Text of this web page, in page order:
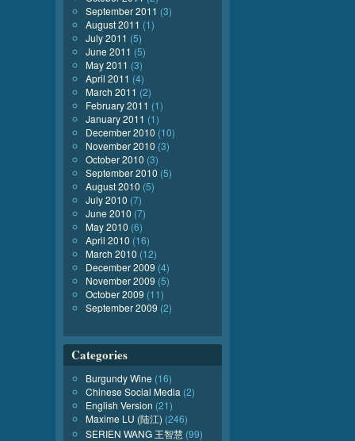
September 2011 (3)
August 2011 (1)
July 2011 (5)
June 2011 (5)
May 2011 (3)
April 2011 (4)
March 2011 (2)
February 2011 (1)
January 2011 (1)
December 2010 (10)
November 2010 (3)
October 2010 (3)
September 2010 (5)
August 2010 (5)
July 2010 (7)
June 2010 (7)
May 2010 (6)
April 2010 (16)
March 2010 (12)
December 2009 (4)
November 2009 (5)
October 2009 (11)
September 2009 (2)
Categories
Burgundy Wine (16)
Chinese Social Media (2)
English Version (21)
Maxime LU (陆江) (246)
SERIEN WANG 王智慧 (99)